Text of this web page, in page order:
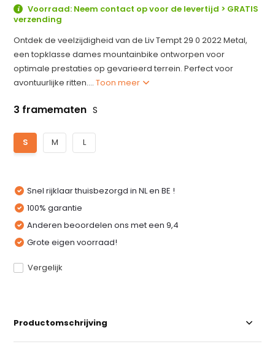
Voorraad: Neem contact op voor de levertijd > GRATIS
verzending
Ontdek de veelzijdigheid van de Liv Tempt 29 0 2022 Metal,
een topklasse dames mountainbike ontworpen voor
optimale prestaties op gevarieerd terrein. Perfect voor
avontuurlijke ritten....Toon meer
3 framematen S
S M L
Snel rijklaar thuisbezorgd in NL en BE !
100% garantie
Anderen beoordelen ons met een 9,4
Grote eigen voorraad!
Vergelijk
Productomschrijving